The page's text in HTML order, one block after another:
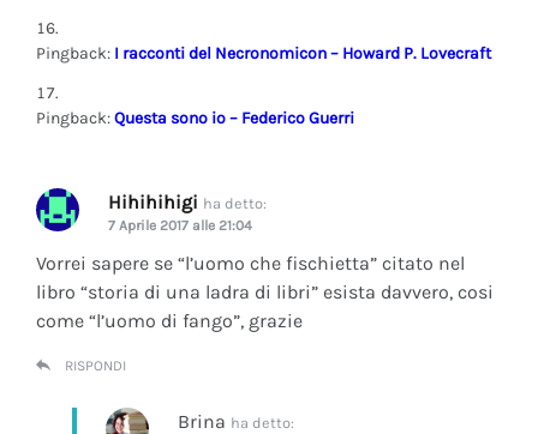
Pingback: I racconti del Necronomicon – Howard P. Lovecraft
Pingback:Questa sono io – Federico Guerri
Hihihihigi ha detto:
7 Aprile 2017 alle 21:04
Vorrei sapere se “l’uomo che fischietta” citato nel
libro “storia di una ladra di libri” esista davvero, cosi
come “l’uomo di fango”, grazie
RISPONDI
Brina ha detto: